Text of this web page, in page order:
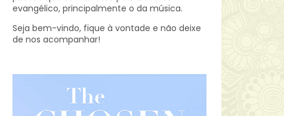
evangélico, principalmente o da música.
Seja bem-vindo, fique à vontade e não deixe
de nos acompanhar!